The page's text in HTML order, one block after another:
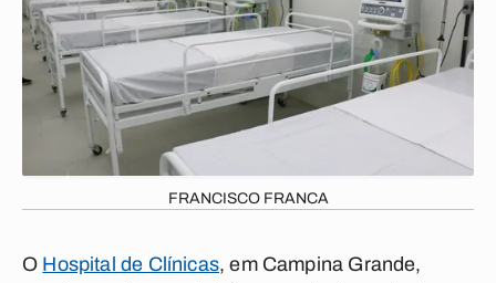
FRANCISCO FRANCA
O Hospital de Clínicas, em Campina Grande,